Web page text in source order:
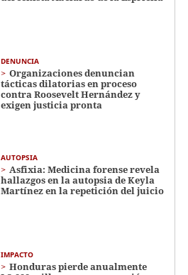
DENUNCIA
Organizaciones denuncian
tácticas dilatorias en proceso
contra Roosevelt Hernández y
exigen justicia pronta
AUTOPSIA
Asfixia: Medicina forense revela
hallazgos en la autopsia de Keyla
Martínez en la repetición del juicio
IMPACTO
Honduras pierde anualmente